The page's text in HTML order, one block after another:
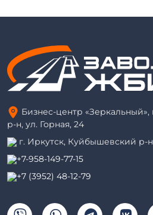
Бизнес-центр «Зеркальный»,
р-н, ул. Горная, 24
г. Иркутск, Куйбышевский р-
+7-958-149-77-15
+7 (3952) 48-12-79